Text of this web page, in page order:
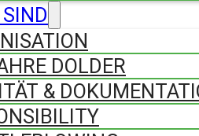
DOLDER
&